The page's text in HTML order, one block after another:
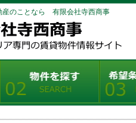
のことなら 有限会社寺西商事